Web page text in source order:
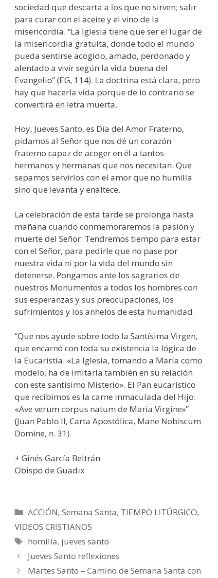
sociedad que descarta a los que no sirven; salir
para curar con el aceite y el vino de la
misericordia. “La Iglesia tiene que ser el lugar de
la misericordia gratuita, donde todo el mundo
pueda sentirse acogido, amado, perdonado y
alentado a vivir según la vida buena del
Evangelio” (EG, 114). La doctrina está clara, pero
hay que hacerla vida porque de lo contrario se
convertirá en letra muerta.
Hoy, Jueves Santo, es Día del Amor Fraterno,
pidamos al Señor que nos dé un corazón
fraterno capaz de acoger en él a tantos
hermanos y hermanas que nos necesitan. Que
sepamos servirlos con el amor que no humilla
sino que levanta y enaltece.
La celebración de esta tarde se prolonga hasta
mañana cuando conmemoraremos la pasión y
muerte del Señor. Tendremos tiempo para estar
con el Señor, para pedirle que no pase por
nuestra vida ni por la vida del mundo sin
detenerse. Pongamos ante los sagrarios de
nuestros Monumentos a todos los hombres con
sus esperanzas y sus preocupaciones, los
sufrimientos y los anhelos de esta humanidad.
“Que nos ayude sobre todo la Santísima Virgen,
que encarnó con toda su existencia la lógica de
la Eucaristía. «La Iglesia, tomando a María como
modelo, ha de imitarla también en su relación
con este santísimo Misterio». El Pan eucarístico
que recibimos es la carne inmaculada del Hijo:
«Ave verum corpus natum de Maria Virgine»”
(Juan Pablo II, Carta Apostólica, Mane Nobiscum
Domine, n. 31).
+ Ginés García Beltrán
Obispo de Guadix
Categorías
ACCIÓN,Semana Santa, TIEMPO LITÚRGICO,
VIDEOS CRISTIANOS
Etiquetas
homilía, jueves santo
Jueves Santo reflexiones
Martes Santo – Camino de Semana Santa con